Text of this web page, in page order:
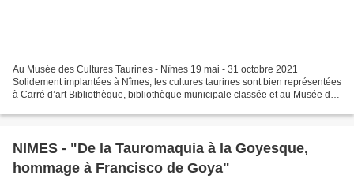
Au Musée des Cultures Taurines - Nîmes 19 mai - 31 octobre 2021
Solidement implantées à Nîmes, les cultures taurines sont bien représentées
à Carré d’art Bibliothèque, bibliothèque municipale classée et au Musée des
NIMES - "De la Tauromaquia à la Goyesque,
hommage à Francisco de Goya"